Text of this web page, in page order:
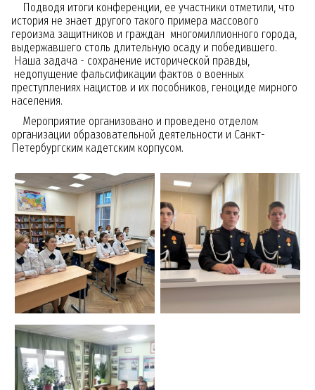
Подводя итоги конференции, ее участники отметили, что
история не знает другого такого примера массового
героизма защитников и граждан многомиллионного города,
выдержавшего столь длительную осаду и победившего.
Наша задача - сохранение исторической правды,
недопущение фальсификации фактов о военных
преступлениях нацистов и их пособников, геноциде мирного
населения.
Мероприятие организовано и проведено отделом
организации образовательной деятельности и Санкт-
Петербургским кадетским корпусом.